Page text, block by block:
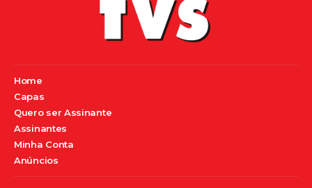
Home
Capas
Quero ser Assinante
Assinantes
Minha Conta
Anúncios